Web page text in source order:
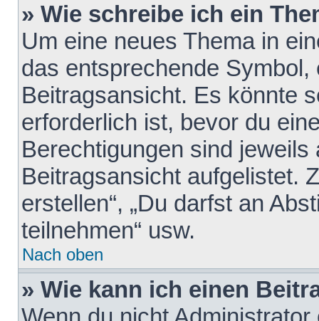
» Wie schreibe ich ein
Um eine neues Thema in
das entsprechende
Beitragsansicht. Es könnte
erforderlich ist, bevor du
Berechtigungen sind
Beitragsansicht aufgelistet.
erstellen“, „Du darfst an
teilnehmen“ usw.
Nach oben
» Wie kann ich einen